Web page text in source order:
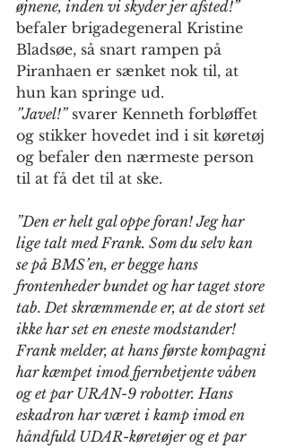
øjnene, inden vi skyder jer afsted!”
befaler brigadegeneral Kristine
Bladsøe, så snart rampen på
Piranhaen er sænket nok til, at
hun kan springe ud.
”Javel!” svarer Kenneth forbløffet
og stikker hovedet ind i sit køretøj
og befaler den nærmeste person
til at få det til at ske.
”Den er helt gal oppe foran! Jeg har
lige talt med Frank. Som du selv kan
se på BMS’en, er begge hans
frontenheder bundet og har taget store
tab. Det skræmmende er, at de stort set
ikke har set en eneste modstander!
Frank melder, at hans første kompagni
har kæmpet imod fjernbetjente våben
og et par URAN-9 robotter. Hans
eskadron har været i kamp imod en
håndfuld UDAR-køretøjer og et par